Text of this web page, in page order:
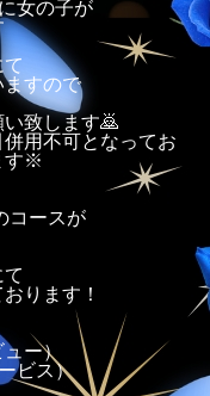
女の子が
ますので
致します🙇
用不可となってお
す※
コースが
ります！
ー）
ビス）